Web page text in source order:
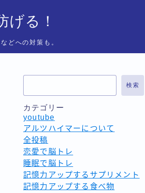
げる！
どへの対策も。
検索
カテゴリー
youtube
アルツハイマーについて
全投稿
恋愛で脳トレ
睡眠で脳トレ
記憶力アップするサプリメント
記憶力アップする食べ物